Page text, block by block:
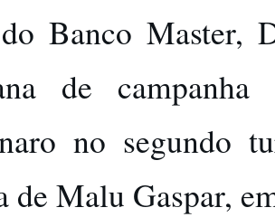
Banco Master,
de
no segundo
de Malu Gaspar,